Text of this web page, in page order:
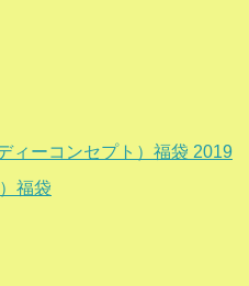
ィーコンセプト）福袋 2019
福袋